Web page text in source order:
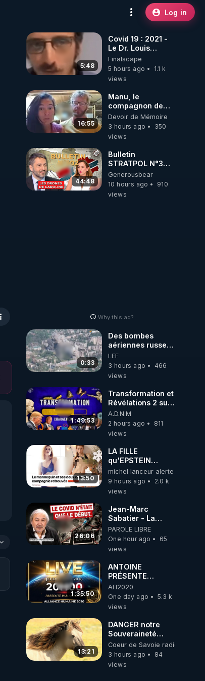
Log in
5:48
Covid 19 : 2021 -
Le Dr. Louis
Fouché renverse
le plateau de
CNews !
Finalscape
5 hours ago
1.1 k
views
16:55
Manu, le
compagnon de
Kyria, raconte sa
garde à vue
musclée.
Devoir de Mémoire
3 hours ago
350
views
44:48
Bulletin
STRATPOL N°302.
Armée des
drones, MS-21 en
série, missiles
Generousbear
10 hours ago
910
views
Why this ad?
0:33
Des bombes
aériennes russes
anéantissent les
centres de
contrôle de
brigades
ukrainienne
LEF
3 hours ago
466
views
1:49:53
Transformation et
Révélations 2 sur
2 - live du
07/08/26
A.D.N.M
2 hours ago
811
views
13:50
LA FILLE
qu'EPSTEIN
VOULAIT CACHER
michel lanceur alerte
9 hours ago
2.0 k
views
26:06
Jean-Marc
Sabatier - La
Covid-19 n'a été
que le début -
L'ARN messager
PAROLE LIBRE
One hour ago
65
views
1:35:50
ANTOINE
PRÉSENTE
AH2020 LE LIVE
20H ***DU
06/08/2026***
AH2020
One day ago
5.3 k
views
13:21
DANGER notre
Souveraineté
Alimentaire est
attaqué...
Coeur de Savoie radioweb TV
3 hours ago
84
views